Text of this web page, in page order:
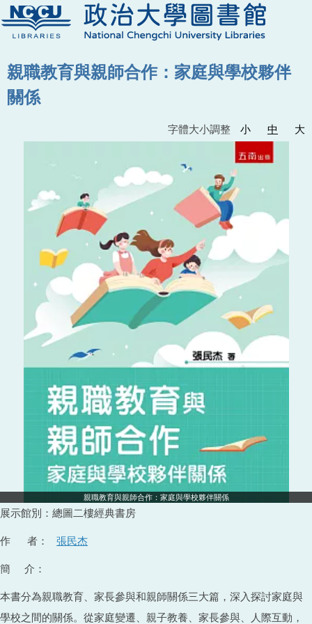
親職教育與親師合作：家庭與學校夥伴
關係
字體大小調整 小 中 大
親職教育與親師合作：家庭與學校夥伴關係
展示館別：總圖二樓經典書房
作 者： 張民杰
簡 介：
本書分為親職教育、家長參與和親師關係三大篇，深入探討家庭與
學校之間的關係。從家庭變遷、親子教養、家長參與、人際互動，